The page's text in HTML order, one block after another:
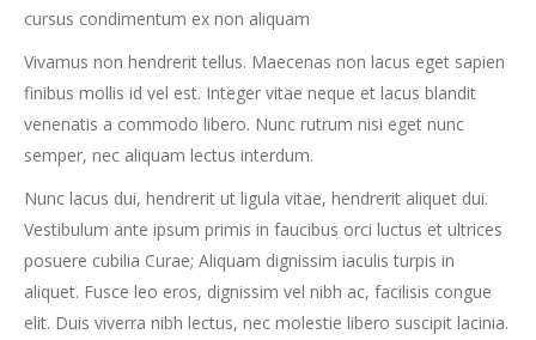
cursus condimentum ex non aliquam
Vivamus non hendrerit tellus. Maecenas non lacus eget sapien
finibus mollis id vel est. Integer vitae neque et lacus blandit
venenatis a commodo libero. Nunc rutrum nisi eget nunc
semper, nec aliquam lectus interdum.
Nunc lacus dui, hendrerit ut ligula vitae, hendrerit aliquet dui.
Vestibulum ante ipsum primis in faucibus orci luctus et ultrices
posuere cubilia Curae; Aliquam dignissim iaculis turpis in
aliquet. Fusce leo eros, dignissim vel nibh ac, facilisis congue
elit. Duis viverra nibh lectus, nec molestie libero suscipit lacinia.